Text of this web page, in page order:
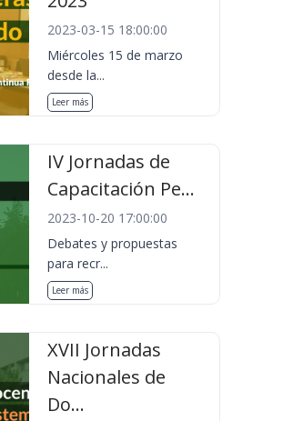
2023-03-15 18:00:00
Miércoles 15 de marzo
desde la...
Leer más
IV Jornadas de
Capacitación Pe...
2023-10-20 17:00:00
Debates y propuestas
para recr...
Leer más
XVII Jornadas
Nacionales de
Do...